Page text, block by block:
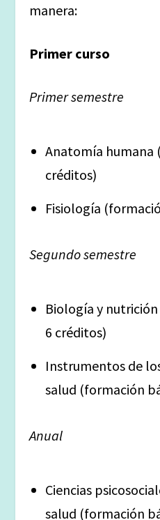
manera:
Primer curso
Primer semestre
Anatomía humana
créditos)
Fisiología
Segundo semestre
Biología y
6 créditos)
Instrumentos de
salud (formación
Anual
Ciencias
salud (formación